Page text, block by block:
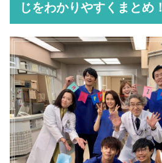
じをわかりやすくまとめ！